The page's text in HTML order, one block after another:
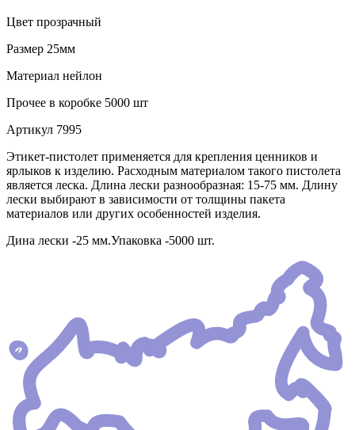
Цвет прозрачный
Размер 25мм
Материал нейлон
Прочее в коробке 5000 шт
Артикул 7995
Этикет-пистолет применяется для крепления ценников и
ярлыков к изделию. Расходным материалом такого пистолета
является леска. Длина лески разнообразная: 15-75 мм. Длину
лески выбирают в зависимости от толщины пакета
материалов или других особенностей изделия.
Дина лески -25 мм.Упаковка -5000 шт.